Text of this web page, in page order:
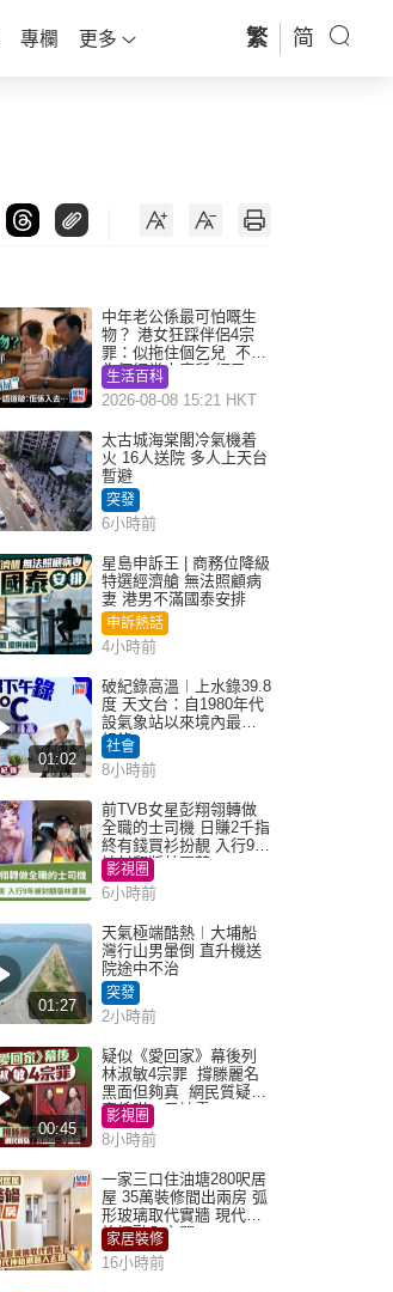
專欄 更多 繁 简
中年老公係最可怕嘅生
物？ 港女狂踩伴侶4宗
罪：似拖住個乞兒 不解
為何經常去廁所 網民一
語道破
生活百科
2026-08-08 15:21 HKT
太古城海棠閣冷氣機着
火 16人送院 多人上天台
暫避
突發
6小時前
星島申訴王 | 商務位降級
特選經濟艙 無法照顧病
妻 港男不滿國泰安排
申訴熱話
4小時前
01:02
破紀錄高溫︱上水錄39.8
度 天文台：自1980年代
設氣象站以來境內最高
紀錄
社會
8小時前
前TVB女星彭翔翎轉做
全職的士司機 日賺2千指
終有錢買衫扮靚 入行9年
被封翻版林夏薇
影視圈
6小時前
01:27
天氣極端酷熱︱大埔船
灣行山男暈倒 直升機送
院途中不治
突發
2小時前
00:45
疑似《愛回家》幕後列
林淑敏4宗罪 撐滕麗名
黑面但夠真 網民質疑：
真係咁一早被雪
影視圈
8小時前
一家三口住油塘280呎居
屋 35萬裝修間出兩房 弧
形玻璃取代實牆 現代神
枱櫃融入玄關
家居裝修
16小時前